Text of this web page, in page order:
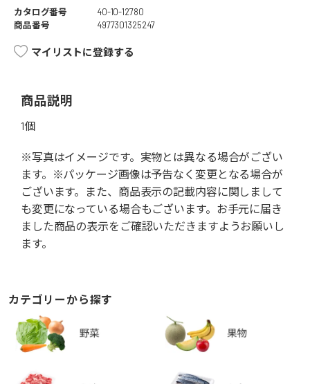
カタログ番号
40-10-12780
商品番号
4977301325247
マイリストに登録する
商品説明
1個
※写真はイメージです。実物とは異なる場合がござい
ます。※パッケージ画像は予告なく変更となる場合が
ございます。また、商品表示の記載内容に関しまして
も変更になっている場合もございます。お手元に届き
ました商品の表示をご確認いただきますようお願いし
ます。
カテゴリーから探す